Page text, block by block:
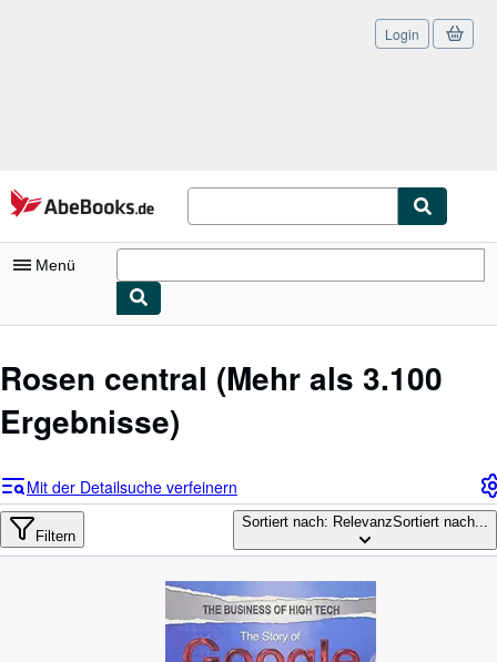
Zum Hauptinhalt
AbeBooks.de
Login
Menü
Meine Bestellungen
Logout
Sammlungen
Antiquarische Bücher
Kunst & Sammlerstücke
Rosen central (Mehr als 3.100
Ergebnisse)
Mit der Detailsuche verfeinern
Filtern
Sortiert nach: RelevanzSortiert nach...